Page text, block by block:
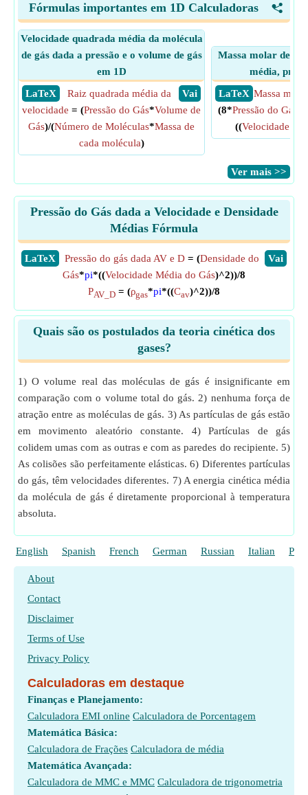
<
Fórmulas importantes em 1D Calculadoras
Velocidade quadrada média da molécula
de gás dada a pressão e o volume de gás
em 1D
​ LaTeX
​ Vai
Raiz quadrada média da
velocidade = (Pressão do Gás*Volume de
Gás)/(Número de Moléculas*Massa de
cada molécula)
Massa molar de
média,
​ LaTeX Massa
(8*Pressão do Gás
((Velocidade
​Ver mais >>
Pressão do Gás dada a Velocidade e Densidade
Médias Fórmula
​LaTeX ​Vai
Pressão do gás dada AV e D = (Densidade do
Gás*pi*((Velocidade Média do Gás)^2))/8
PAV_D = (ρgas*pi*((Cav)^2))/8
Quais são os postulados da teoria cinética dos
gases?
1) O volume real das moléculas de gás é insignificante em
comparação com o volume total do gás. 2) nenhuma força de
atração entre as moléculas de gás. 3) As partículas de gás estão
em movimento aleatório constante. 4) Partículas de gás
colidem umas com as outras e com as paredes do recipiente. 5)
As colisões são perfeitamente elásticas. 6) Diferentes partículas
do gás, têm velocidades diferentes. 7) A energia cinética média
da molécula de gás é diretamente proporcional à temperatura
absoluta.
English Spanish French German Russian Italian
About
Contact
Disclaimer
Terms of Use
Privacy Policy
Calculadoras em destaque
Finanças e Planejamento:
Calculadora EMI online Calculadora de Porcentagem
Matemática Básica:
Calculadora de Frações Calculadora de média
Matemática Avançada:
Calculadora de MMC e MMC Calculadora de trigonometria